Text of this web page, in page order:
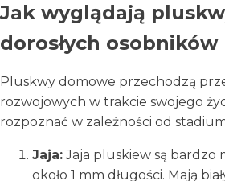
Jak wyglądają
dorosłych osobników
Pluskwy domowe przechodzą
rozwojowych w trakcie swojego
rozpoznać w zależności od
Jaja:Jaja pluskiew są bardzo
około 1 mm długości. Mają